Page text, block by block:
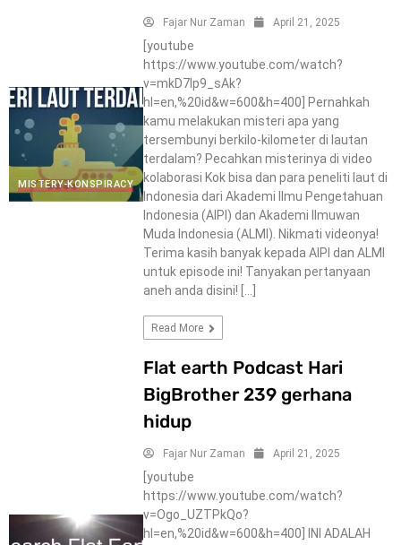
MISTERY-KONSPIRACY
Fajar Nur Zaman April 21, 2025
[youtube
https://www.youtube.com/watch?
v=mkD7Ip9_sAk?
hl=en,%20id&w=600&h=400] Pernahkah
kamu melakukan misteri apa yang
tersembunyi berkilo-kilometer di lautan
terdalam? Pecahkan misterinya di video
kolaborasi Kok bisa dan para peneliti laut di
Indonesia dari Akademi Ilmu Pengetahuan
Indonesia (AIPI) dan Akademi Ilmuwan
Muda Indonesia (ALMI). Nikmati videonya!
Terima kasih banyak kepada AIPI dan ALMI
untuk episode ini! Tanyakan pertanyaan
aneh anda disini! […]
Read More
Flat earth Podcast Hari
BigBrother 239 gerhana
hidup
Fajar Nur Zaman April 21, 2025
[youtube
https://www.youtube.com/watch?
v=Ogo_UZTPkQo?
hl=en,%20id&w=600&h=400] INI ADALAH